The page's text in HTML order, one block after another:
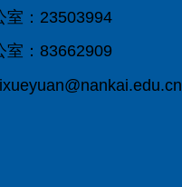
室：23503994
室：83662909